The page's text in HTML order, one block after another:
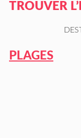
TROUVER
PLAGES